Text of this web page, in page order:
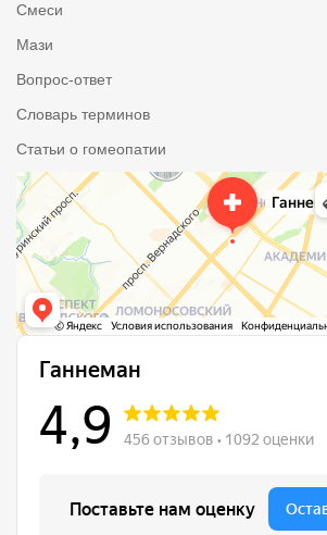
Смеси
Мази
Вопрос-ответ
Словарь терминов
Статьи о гомеопатии